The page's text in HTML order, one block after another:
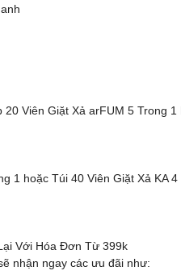
Viên Giặt Xả arFUM 5 Trong
1 hoặc Túi 40 Viên Giặt Xả KA 4
Với Hóa Đơn Từ 399k
nhận ngay các ưu đãi như: